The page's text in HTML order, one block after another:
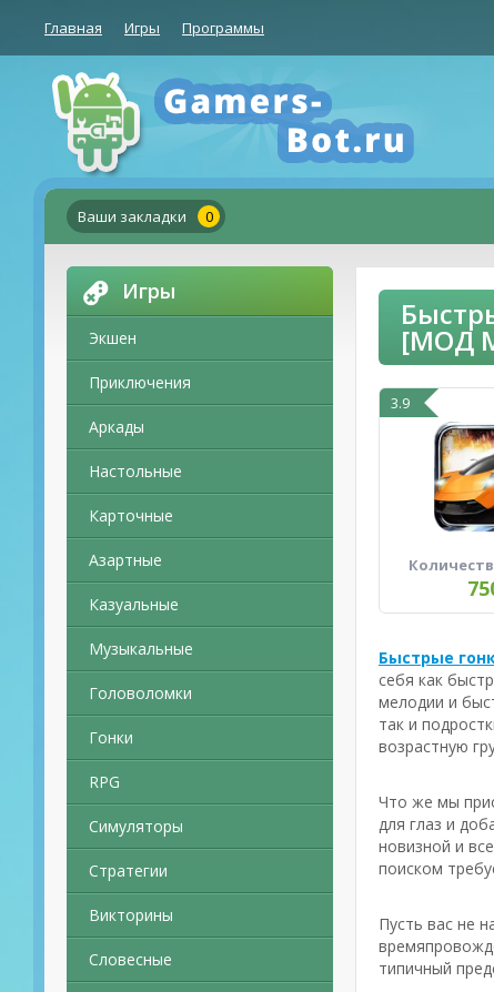
Главная Игры Программы
Ваши закладки 0
Игры
Экшен
Приключения
Аркады
Настольные
Карточные
Азартные
Казуальные
Музыкальные
Головоломки
Гонки
RPG
Симуляторы
Стратегии
Викторины
Словесные
[МОД
3.9
Быстрые
себя как
мелодии и
так и
возрастную
Что же мы
для глаз и
новизной и
поиском
Пусть вас не
типичный